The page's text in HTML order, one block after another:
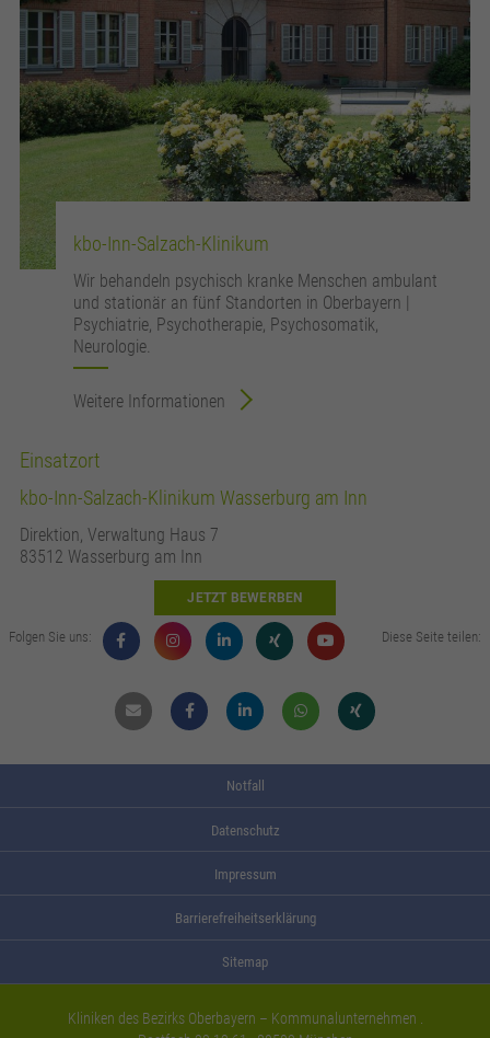
kbo-Inn-Salzach-Klinikum
Wir behandeln psychisch kranke Menschen ambulant
und stationär an fünf Standorten in Oberbayern |
Psychiatrie, Psychotherapie, Psychosomatik,
Neurologie.
Weitere Informationen
Einsatzort
kbo-Inn-Salzach-Klinikum Wasserburg am Inn
Direktion, Verwaltung Haus 7
83512 Wasserburg am Inn
JETZT BEWERBEN
Folgen Sie uns: Diese Seite teilen:
Mail FacebookLinkdin WhatsappXing
Notfall
Datenschutz
Impressum
Barrierefreiheitserklärung
Sitemap
Kliniken des Bezirks Oberbayern – Kommunalunternehmen .